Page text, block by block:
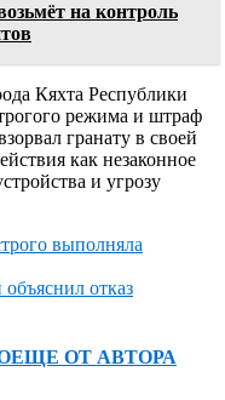
на контроль
Кяхта Республики
режима и штраф
гранату в своей
как незаконное
и угрозу
выполняла
отказ
ЕЩЕ ОТ АВТОРА